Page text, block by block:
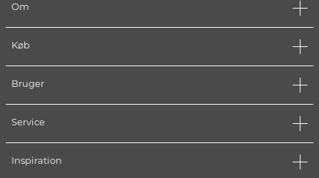
Om
Køb
Bruger
Service
Inspiration